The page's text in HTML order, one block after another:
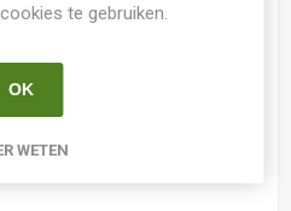
Bladhoudend
Hemerocallis
te gebruiken.
OK
WETEN